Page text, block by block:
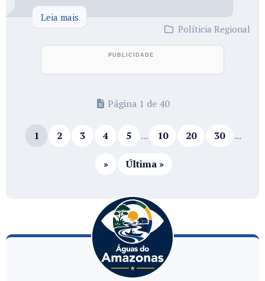
Leia mais
Políticia Regional
Página 1 de 40
1 2 3 4 5 ... 10 20 30 ...
» Última »